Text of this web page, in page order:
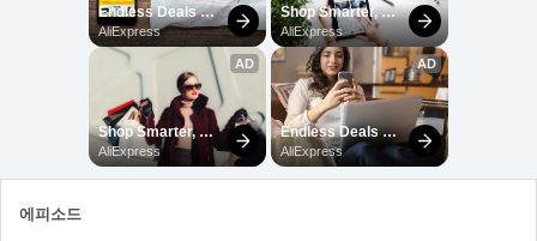
에피소드